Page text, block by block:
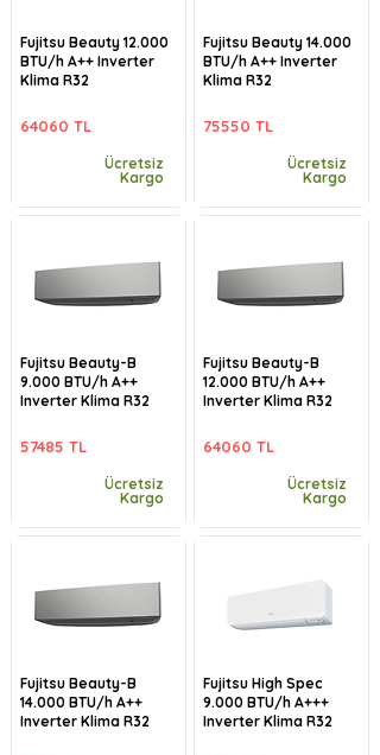
Fujitsu Beauty 12.000
BTU/h A++ Inverter
Klima R32
64060 TL
Ücretsiz
Kargo
Fujitsu Beauty-B
9.000 BTU/h A++
Inverter Klima R32
57485 TL
Ücretsiz
Kargo
Fujitsu Beauty-B
14.000 BTU/h A++
Inverter Klima R32
Fujitsu Beauty 14.000
BTU/h A++ Inverter
Klima R32
75550 TL
Ücretsiz
Kargo
Fujitsu Beauty-B
12.000 BTU/h A++
Inverter Klima R32
64060 TL
Ücretsiz
Kargo
Fujitsu High Spec
9.000 BTU/h A+++
Inverter Klima R32